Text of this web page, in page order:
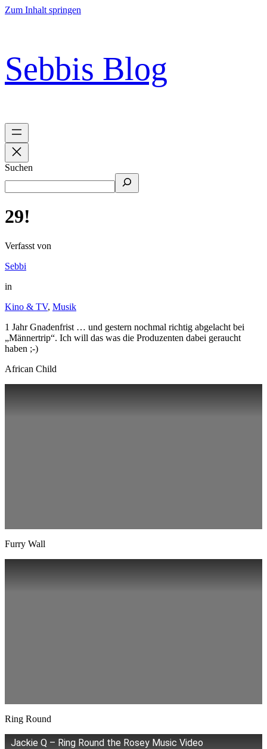
Zum Inhalt springen
Sebbis Blog
Suchen
29!
Verfasst von
Sebbi
in
Kino & TV, Musik
1 Jahr Gnadenfrist … und gestern nochmal richtig abgelacht bei
„Männertrip“. Ich will das was die Produzenten dabei geraucht
haben ;-)
African Child
Furry Wall
Ring Round
Jackie Q – Ring Round the Rosey Music Video